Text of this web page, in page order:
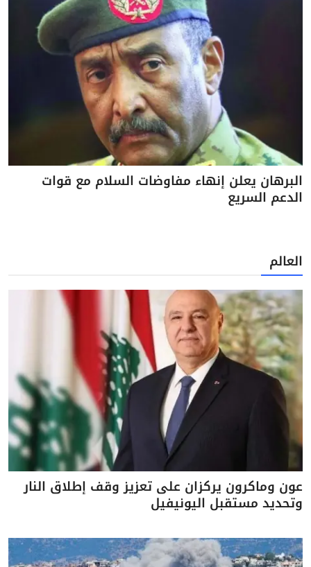
البرهان يعلن إنهاء مفاوضات السلام مع قوات
الدعم السريع
العالم
عون وماكرون يركزان على تعزيز وقف إطلاق النار
وتحديد مستقبل اليونيفيل